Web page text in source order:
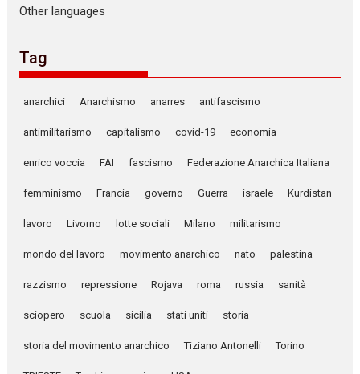
Other languages
Tag
anarchici Anarchismo anarres antifascismo
antimilitarismo capitalismo covid-19 economia
enrico voccia FAI fascismo Federazione Anarchica Italiana
femminismo Francia governo Guerra israele Kurdistan
lavoro Livorno lotte sociali Milano militarismo
mondo del lavoro movimento anarchico nato palestina
razzismo repressione Rojava roma russia sanità
sciopero scuola sicilia stati uniti storia
storia del movimento anarchico Tiziano Antonelli Torino